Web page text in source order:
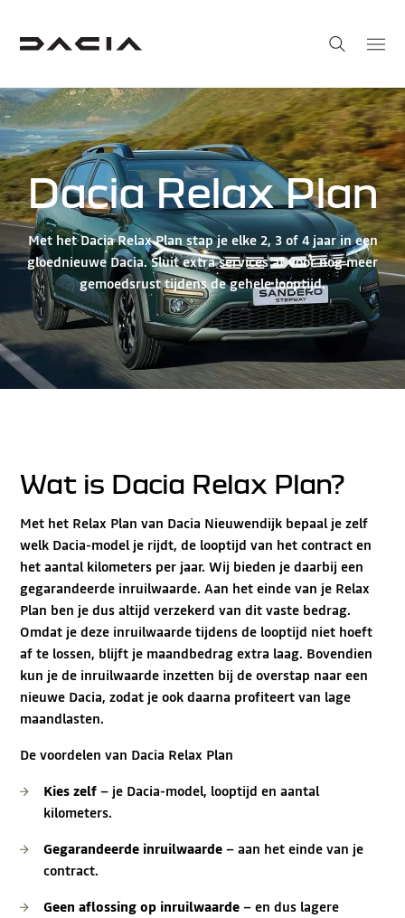
Dacia Relax Plan
Met het Dacia Relax Plan stap je elke 2, 3 of 4 jaar in een
gloednieuwe Dacia. Sluit extra services af voor nog meer
gemoedsrust tijdens de gehele looptijd.
Wat is Dacia Relax Plan?
Met het Relax Plan van Dacia Nieuwendijk bepaal je zelf
welk Dacia-model je rijdt, de looptijd van het contract en
het aantal kilometers per jaar. Wij bieden je daarbij een
gegarandeerde inruilwaarde. Aan het einde van je Relax
Plan ben je dus altijd verzekerd van dit vaste bedrag.
Omdat je deze inruilwaarde tijdens de looptijd niet hoeft
af te lossen, blijft je maandbedrag extra laag. Bovendien
kun je de inruilwaarde inzetten bij de overstap naar een
nieuwe Dacia, zodat je ook daarna profiteert van lage
maandlasten.
De voordelen van Dacia Relax Plan
Kies zelf– je Dacia-model, looptijd en aantal
kilometers.
Gegarandeerde inruilwaarde– aan het einde van je
contract.
Geen aflossing op inruilwaarde– en dus lagere